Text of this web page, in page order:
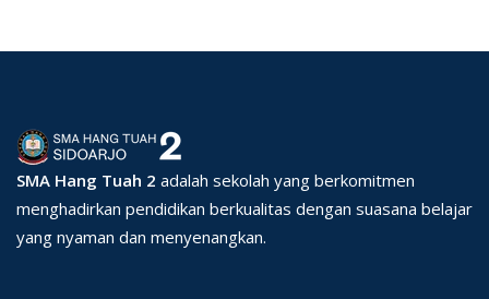
SMA Hang Tuah 2 adalah sekolah yang berkomitmen
menghadirkan pendidikan berkualitas dengan suasana belajar
yang nyaman dan menyenangkan.